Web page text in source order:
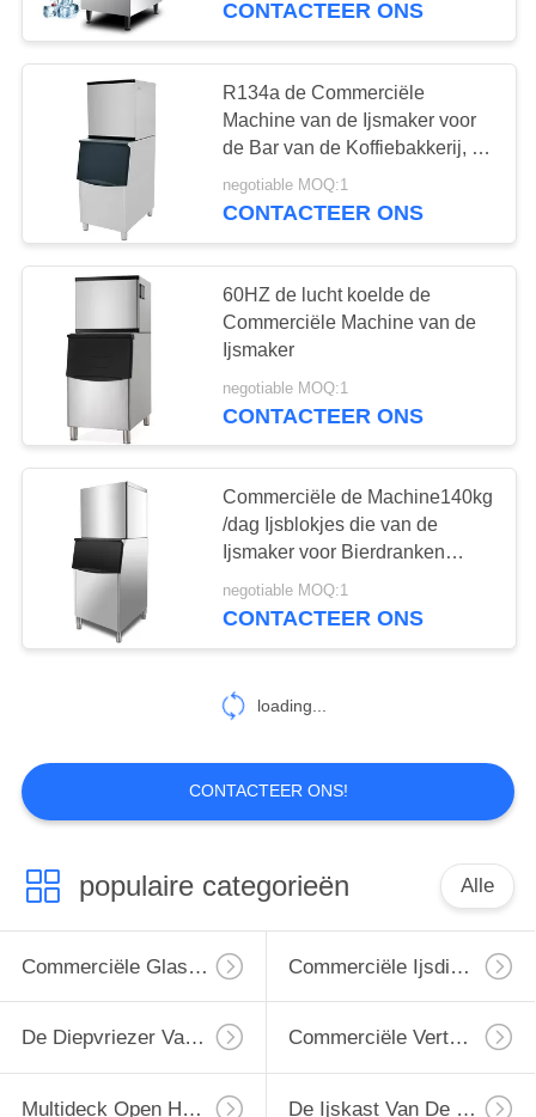
CONTACTEER ONS
R134a de Commerciële
Machine van de Ijsmaker voor
de Bar van de Koffiebakkerij, de
Draagbare Freestanding
Machine van de Ijsblokjemaker
negotiable MOQ:1
CONTACTEER ONS
60HZ de lucht koelde de
Commerciële Machine van de
Ijsmaker
negotiable MOQ:1
CONTACTEER ONS
Commerciële de Machine140kg
/dag Ijsblokjes die van de
Ijsmaker voor Bierdranken
maken
negotiable MOQ:1
CONTACTEER ONS
loading...
CONTACTEER ONS!
populaire categorieën Alle
Commerciële Glasdiepvriezer Commerciële Ijsdiepvriezer
De Diepvriezer Van Het Supermarkteiland Commerciële Vertoningskoeler
Multideck Open Harder De Ijskast Van De Delicatessenwinkelvertoning